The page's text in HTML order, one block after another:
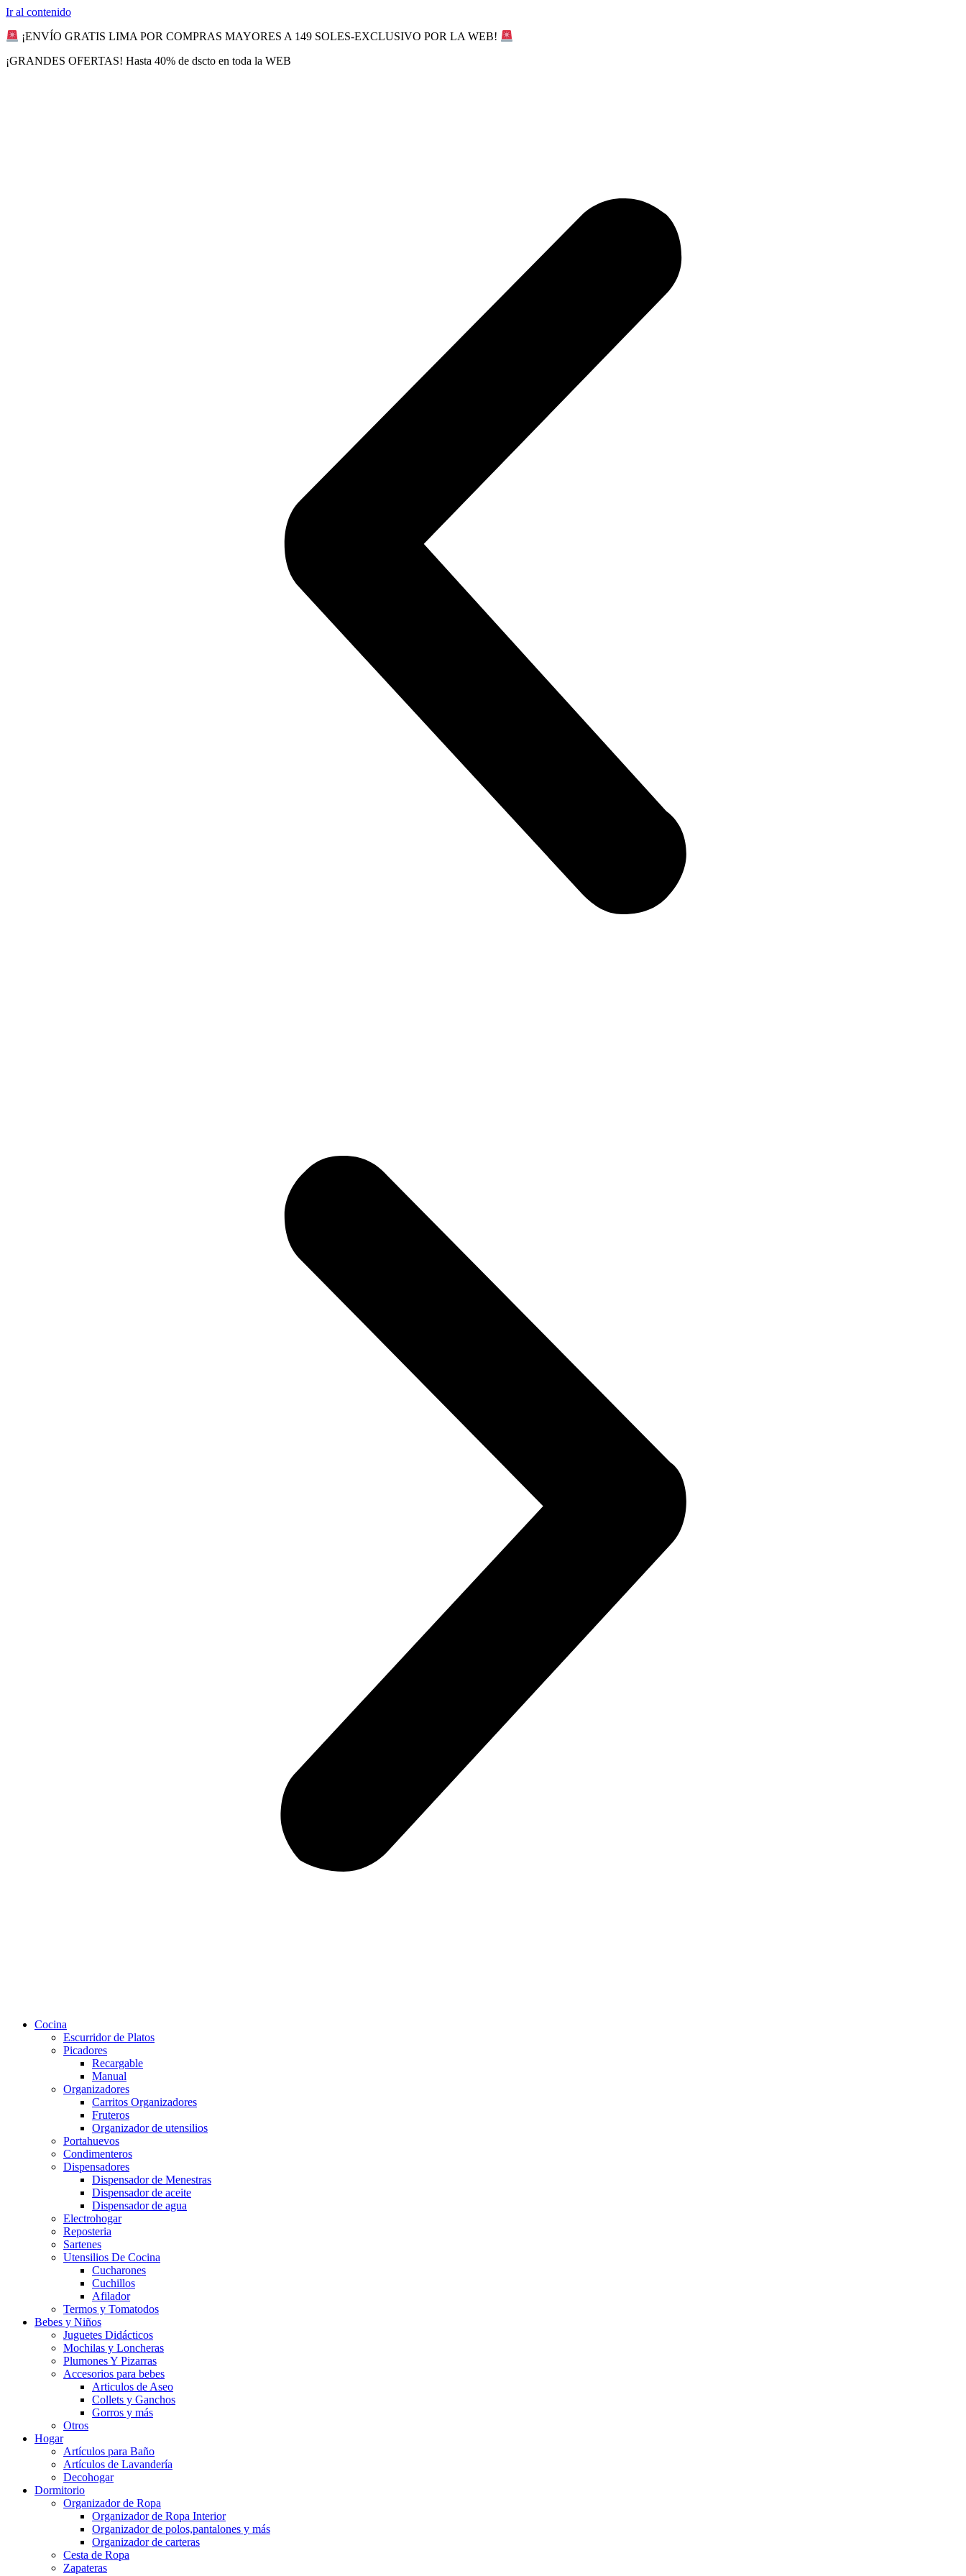
Ir al contenido
¡ENVÍO GRATIS LIMA POR COMPRAS MAYORES A 149 SOLES-EXCLUSIVO POR LA WEB!
¡GRANDES OFERTAS! Hasta 40% de dscto en toda la WEB
Cocina
Escurridor de Platos
Picadores
Recargable
Manual
Organizadores
Carritos Organizadores
Fruteros
Organizador de utensilios
Portahuevos
Condimenteros
Dispensadores
Dispensador de Menestras
Dispensador de aceite
Dispensador de agua
Electrohogar
Reposteria
Sartenes
Utensilios De Cocina
Cucharones
Cuchillos
Afilador
Termos y Tomatodos
Bebes y Niños
Juguetes Didácticos
Mochilas y Loncheras
Plumones Y Pizarras
Accesorios para bebes
Articulos de Aseo
Collets y Ganchos
Gorros y más
Otros
Hogar
Artículos para Baño
Artículos de Lavandería
Decohogar
Dormitorio
Organizador de Ropa
Organizador de Ropa Interior
Organizador de polos,pantalones y más
Organizador de carteras
Cesta de Ropa
Zapateras